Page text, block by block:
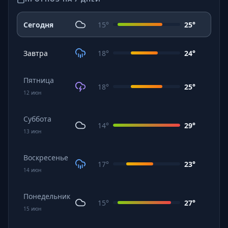
Сегодня 15° 25°
Завтра 18° 24°
Пятница
12 июн
18° 25°
Суббота
13 июн
14° 29°
Воскресенье
14 июн
17° 23°
Понедельник
15 июн
15° 27°